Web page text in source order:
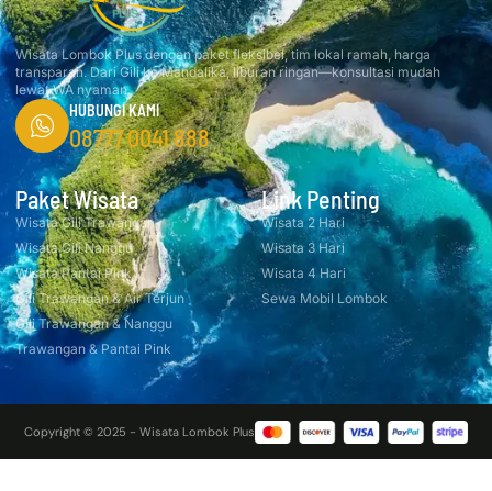
Wisata Lombok Plus dengan paket fleksibel, tim lokal ramah, harga
transparan. Dari Gili ke Mandalika, liburan ringan—konsultasi mudah
lewat WA nyaman.
HUBUNGI KAMI
08777 0041 888
Paket Wisata
Wisata Gili Trawangan
Wisata Gili Nanggu
Wisata Pantai Pink
Gili Trawangan & Air Terjun
Gili Trawangan & Nanggu
Trawangan & Pantai Pink
Link Penting
Wisata 2 Hari
Wisata 3 Hari
Wisata 4 Hari
Sewa Mobil Lombok
Copyright © 2025 - Wisata Lombok Plus